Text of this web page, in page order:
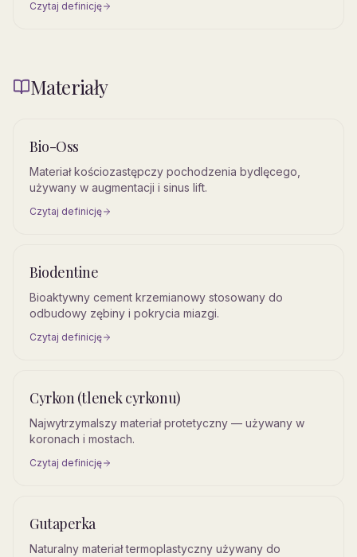
Czytaj definicję
Materiały
Bio-Oss
Materiał kościozastępczy pochodzenia bydlęcego,
używany w augmentacji i sinus lift.
Czytaj definicję
Biodentine
Bioaktywny cement krzemianowy stosowany do
odbudowy zębiny i pokrycia miazgi.
Czytaj definicję
Cyrkon (tlenek cyrkonu)
Najwytrzymalszy materiał protetyczny — używany w
koronach i mostach.
Czytaj definicję
Gutaperka
Naturalny materiał termoplastyczny używany do